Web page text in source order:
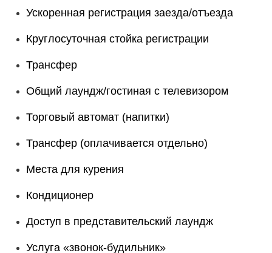
Ускоренная регистрация заезда/отъезда
Круглосуточная стойка регистрации
Трансфер
Общий лаундж/гостиная с телевизором
Торговый автомат (напитки)
Трансфер (оплачивается отдельно)
Места для курения
Кондиционер
Доступ в представительский лаундж
Услуга «звонок-будильник»